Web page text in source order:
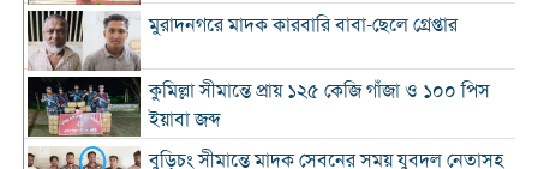
মুরাদনগরে মাদক কারবারি বাবা-ছেলে গ্রেপ্তার
কুমিল্লা সীমান্তে প্রায় ১২৫ কেজি গাঁজা ও ১০০ পিস
ইয়াবা জব্দ
বুড়িচং সীমান্তে মাদক সেবনের সময় যুবদল নেতাসহ